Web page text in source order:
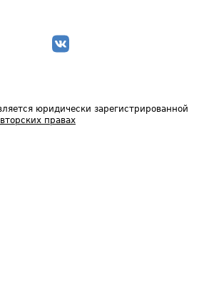
юридически зарегистрированной
правах